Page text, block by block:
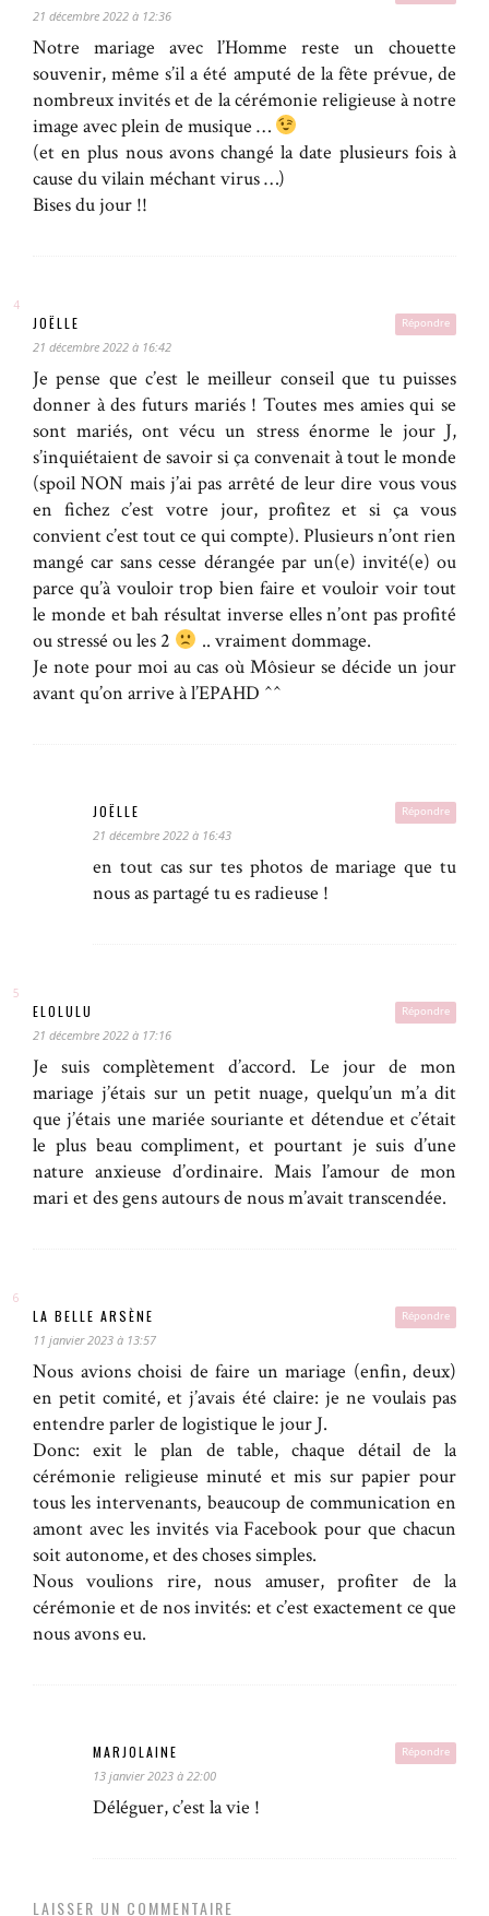
21 décembre 2022 à 12:36
Notre mariage avec l’Homme reste un chouette
souvenir, même s’il a été amputé de la fête prévue, de
nombreux invités et de la cérémonie religieuse à notre
image avec plein de musique …
(et en plus nous avons changé la date plusieurs fois à
cause du vilain méchant virus …)
Bises du jour !!
Répondre
JOËLLE
21 décembre 2022 à 16:42
Je pense que c’est le meilleur conseil que tu puisses
donner à des futurs mariés ! Toutes mes amies qui se
sont mariés, ont vécu un stress énorme le jour J,
s’inquiétaient de savoir si ça convenait à tout le monde
(spoil NON mais j’ai pas arrêté de leur dire vous vous
en fichez c’est votre jour, profitez et si ça vous
convient c’est tout ce qui compte). Plusieurs n’ont rien
mangé car sans cesse dérangée par un(e) invité(e) ou
parce qu’à vouloir trop bien faire et vouloir voir tout
le monde et bah résultat inverse elles n’ont pas profité
ou stressé ou les 2
.. vraiment dommage.
Je note pour moi au cas où Môsieur se décide un jour
avant qu’on arrive à l’EPAHD ^^
Répondre
JOËLLE
21 décembre 2022 à 16:43
en tout cas sur tes photos de mariage que tu
nous as partagé tu es radieuse !
Répondre
ELOLULU
21 décembre 2022 à 17:16
Je suis complètement d’accord. Le jour de mon
mariage j’étais sur un petit nuage, quelqu’un m’a dit
que j’étais une mariée souriante et détendue et c’était
le plus beau compliment, et pourtant je suis d’une
nature anxieuse d’ordinaire. Mais l’amour de mon
mari et des gens autours de nous m’avait transcendée.
Répondre
LA BELLE ARSÈNE
11 janvier 2023 à 13:57
Nous avions choisi de faire un mariage (enfin, deux)
en petit comité, et j’avais été claire: je ne voulais pas
entendre parler de logistique le jour J.
Donc: exit le plan de table, chaque détail de la
cérémonie religieuse minuté et mis sur papier pour
tous les intervenants, beaucoup de communication en
amont avec les invités via Facebook pour que chacun
soit autonome, et des choses simples.
Nous voulions rire, nous amuser, profiter de la
cérémonie et de nos invités: et c’est exactement ce que
nous avons eu.
Répondre
MARJOLAINE
13 janvier 2023 à 22:00
Déléguer, c’est la vie !
LAISSER UN COMMENTAIRE